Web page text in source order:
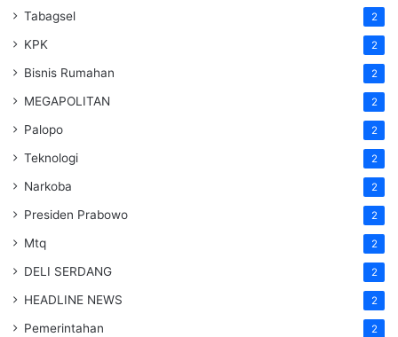
Tabagsel 2
KPK 2
Bisnis Rumahan 2
MEGAPOLITAN 2
Palopo 2
Teknologi 2
Narkoba 2
Presiden Prabowo 2
Mtq 2
DELI SERDANG 2
HEADLINE NEWS 2
Pemerintahan 2